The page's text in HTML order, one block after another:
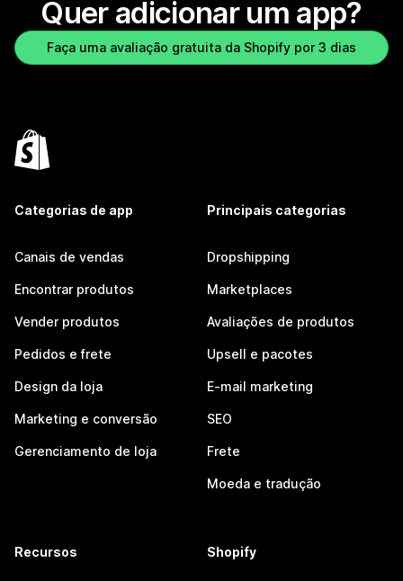
Quer adicionar um app?
Faça uma avaliação gratuita da Shopify por 3 dias
Categorias de app
Canais de vendas
Encontrar produtos
Vender produtos
Pedidos e frete
Design da loja
Marketing e conversão
Gerenciamento de loja
Principais categorias
Dropshipping
Marketplaces
Avaliações de produtos
Upsell e pacotes
E-mail marketing
SEO
Frete
Moeda e tradução
Recursos Shopify